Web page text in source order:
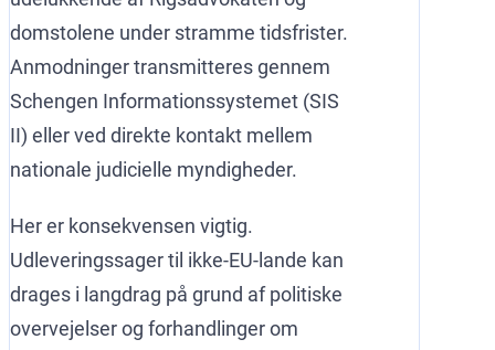
domstolene under stramme tidsfrister.
Anmodninger transmitteres gennem
Schengen Informationssystemet (SIS
II) eller ved direkte kontakt mellem
nationale judicielle myndigheder.
Her er konsekvensen vigtig.
Udleveringssager til ikke-EU-lande kan
drages i langdrag på grund af politiske
overvejelser og forhandlinger om